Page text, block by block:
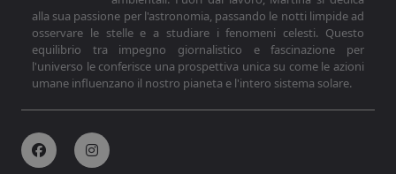
alla sua passione per l'astronomia, passando le notti limpide ad
osservare le stelle e a studiare i fenomeni celesti. Questo
equilibrio tra impegno giornalistico e fascinazione per
l'universo le conferisce una prospettiva unica su come le azioni
umane influenzano il nostro pianeta e l'intero sistema solare.